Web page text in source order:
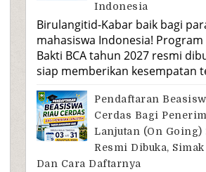
Indonesia
Birulangitid-Kabar baik bagi
mahasiswa Indonesia! Program
Bakti BCA tahun 2027 resmi
siap memberikan kesempatan
Pendaftaran
Cerdas Bagi
Lanjutan (On Going)
Resmi Dibuka,
Dan Cara Daftarnya